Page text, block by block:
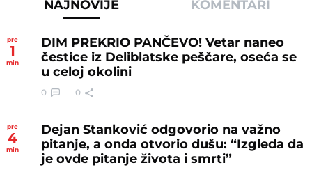
NAJNOVIJE KOMENTARI
pre
1
min
DIM PREKRIO PANČEVO! Vetar naneo
čestice iz Deliblatske peščare, oseća se
u celoj okolini
0 0
pre
4
min
Dejan Stanković odgovorio na važno
pitanje, a onda otvorio dušu: “Izgleda da
je ovde pitanje života i smrti”